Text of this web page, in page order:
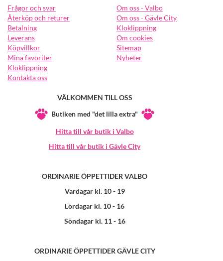
Frågor och svar
Återköp och returer
Betalning
Leverans
Köpvillkor
Mina favoriter
Kloklippning
Kontakta oss
Om oss - Valbo
Om oss - Gävle City
Kloklippning
Om cookies
Sitemap
Nyheter
VÄLKOMMEN TILL OSS
Butiken med "det lilla extra"
Hitta till vår butik i Valbo
Hitta till vår butik i Gävle City
ORDINARIE ÖPPETTIDER VALBO
Vardagar kl. 10 - 19
Lördagar kl. 10 - 16
Söndagar kl. 11 - 16
ORDINARIE ÖPPETTIDER GÄVLE CITY